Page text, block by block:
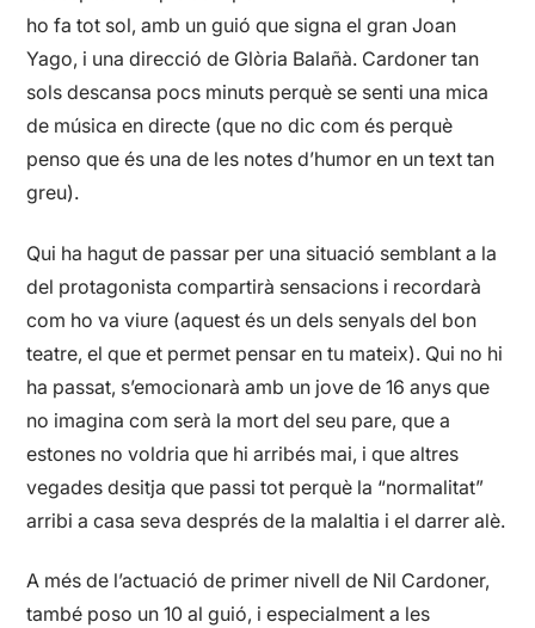
ho fa tot sol, amb un guió que signa el gran Joan
Yago, i una direcció de Glòria Balañà. Cardoner tan
sols descansa pocs minuts perquè se senti una mica
de música en directe (que no dic com és perquè
penso que és una de les notes d’humor en un text tan
greu).
Qui ha hagut de passar per una situació semblant a la
del protagonista compartirà sensacions i recordarà
com ho va viure (aquest és un dels senyals del bon
teatre, el que et permet pensar en tu mateix). Qui no hi
ha passat, s’emocionarà amb un jove de 16 anys que
no imagina com serà la mort del seu pare, que a
estones no voldria que hi arribés mai, i que altres
vegades desitja que passi tot perquè la “normalitat”
arribi a casa seva després de la malaltia i el darrer alè.
A més de l’actuació de primer nivell de Nil Cardoner,
també poso un 10 al guió, i especialment a les